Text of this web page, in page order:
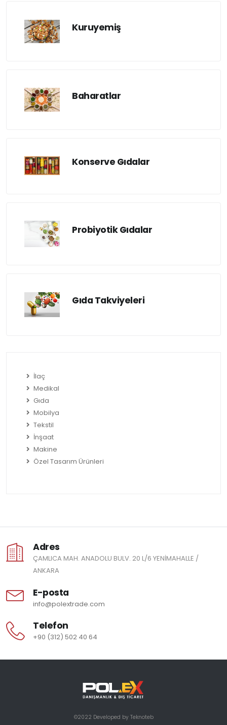
Kuruyemiş
Baharatlar
Konserve Gıdalar
Probiyotik Gıdalar
Gıda Takviyeleri
İlaç
Medikal
Gıda
Mobilya
Tekstil
İnşaat
Makine
Özel Tasarım Ürünleri
Adres
ÇAMLICA MAH. ANADOLU BULV. 20 L/6 YENİMAHALLE /
ANKARA
E-posta
info@polextrade.com
Telefon
+90 (312) 502 40 64
©2022 Developed by Teknoteb